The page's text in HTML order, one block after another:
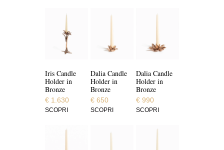
Iris Candle
Holder in
Bronze
€ 1.630
SCOPRI
Dalia Candle
Holder in
Bronze
€ 650
SCOPRI
Dalia Candle
Holder in
Bronze
€ 990
SCOPRI